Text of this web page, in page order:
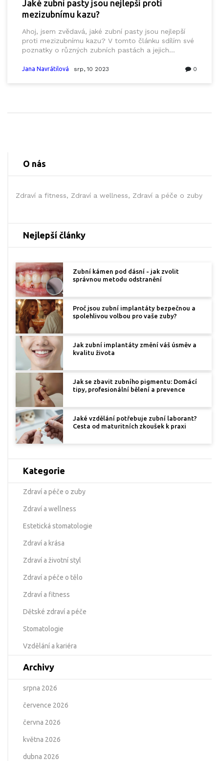
Jaké zubní pasty jsou nejlepší proti
mezizubnímu kazu?
Ahoj, jsem zvědavá, jaké zubní pasty jsou nejlepší
proti mezizubnímu kazu? V tomto článku sdílím své
poznatky o různých zubních pastách a jejich
péčovat o naše zubný zdraví a jaké další produkty
Jana Navrátilová srp, 10 2023 0
O nás
Zdraví a fitness, Zdraví a wellness, Zdraví a péče o zuby
Nejlepší články
Zubní kámen pod dásní - jak zvolit
správnou metodu odstranění
Proč jsou zubní implantáty bezpečnou a
spolehlivou volbou pro vaše zuby?
Jak zubní implantáty změní váš úsměv a
kvalitu života
Jak se zbavit zubního pigmentu: Domácí
tipy, profesionální bělení a prevence
Jaké vzdělání potřebuje zubní laborant?
Cesta od maturitních zkoušek k praxi
Kategorie
Zdraví a péče o zuby
Zdraví a wellness
Estetická stomatologie
Zdraví a krása
Zdraví a životní styl
Zdraví a péče o tělo
Zdraví a fitness
Dětské zdraví a péče
Stomatologie
Vzdělání a kariéra
Archivy
srpna 2026
července 2026
června 2026
května 2026
dubna 2026